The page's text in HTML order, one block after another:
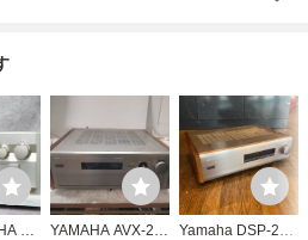
DS
YAMAHA AVX-20
Yamaha DSP-200